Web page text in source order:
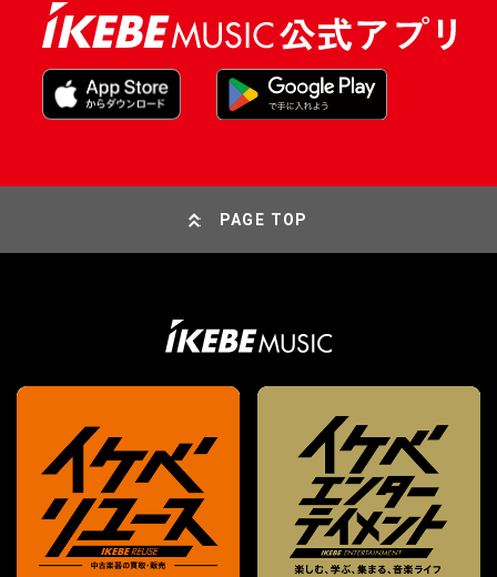
PAGE TOP